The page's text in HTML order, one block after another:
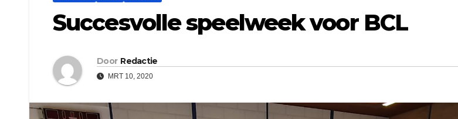
Succesvolle speelweek voor BCL
Door Redactie
MRT 10, 2020